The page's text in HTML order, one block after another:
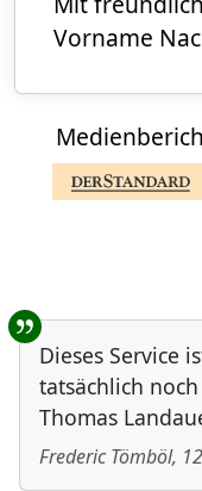
Vorname
Benutzer-
Dieses Service
tatsächlich
Thomas
Frederic Tömböl,